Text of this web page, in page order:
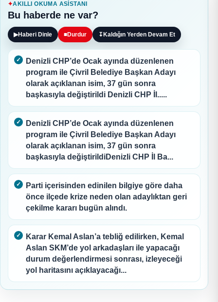
AKILLI OKUMA ASISTANI
Bu haberde ne var?
▶Haberi Dinle ■Durdur ↧ Kaldığın Yerden Devam Et
Denizli CHP’de Ocak ayında düzenlenen
program ile Çivril Belediye Başkan Adayı
olarak açıklanan isim, 37 gün sonra
başkasıyla değiştirildi Denizli CHP İl.....
Denizli CHP’de Ocak ayında düzenlenen
program ile Çivril Belediye Başkan Adayı
olarak açıklanan isim, 37 gün sonra
başkasıyla değiştirildiDenizli CHP İl Ba...
Parti içerisinden edinilen bilgiye göre daha
önce ilçede krize neden olan adaylıktan geri
çekilme kararı bugün alındı.
Karar Kemal Aslan’a tebliğ edilirken, Kemal
Aslan SKM’de yol arkadaşları ile yapacağı
durum değerlendirmesi sonrası, izleyeceği
yol haritasını açıklayacağı...